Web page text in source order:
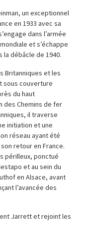
un exceptionnel
en 1933 avec sa
dans l’armée
et s’échappe
la débâcle de 1940.
Britanniques et les
sous couverture
du haut
des Chemins de fer
il traverse
initiation et une
réseau ayant été
retour en France.
périlleux, ponctué
et au sein du
en Alsace, avant
l’avancée des
Jarrett et rejoint les